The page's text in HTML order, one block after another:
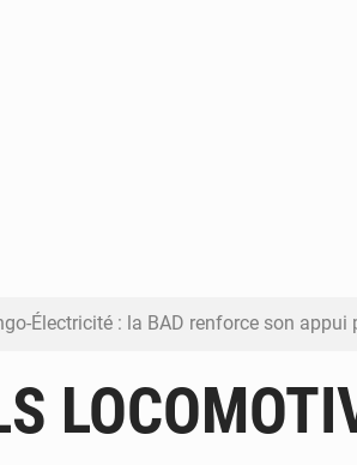
Électricité : la BAD renforce son appui pour
de l’entrepreneur sportif Vally Amisi : le principal